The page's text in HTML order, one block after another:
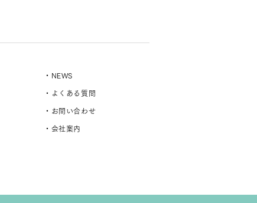
・NEWS
・よくある質問
・お問い合わせ
・会社案内